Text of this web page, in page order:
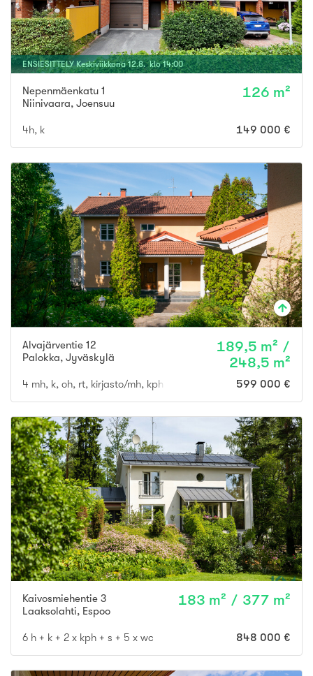
ENSIESITTELY Keskiviikkona 12.8. klo14:00
Nepenmäenkatu 1
Niinivaara, Joensuu
126 m²
4h, k 149 000 €
Alvajärventie 12
Palokka, Jyväskylä
189,5 m² /
248,5 m²
4 mh, k, oh, rt, kirjasto/mh, kph x 2, s, khh, 2x erill. wc, 3x vh
599 000 €
Kaivosmiehentie 3
Laaksolahti, Espoo
183 m² / 377 m²
6 h + k + 2 x kph + s + 5 x wc 848 000 €